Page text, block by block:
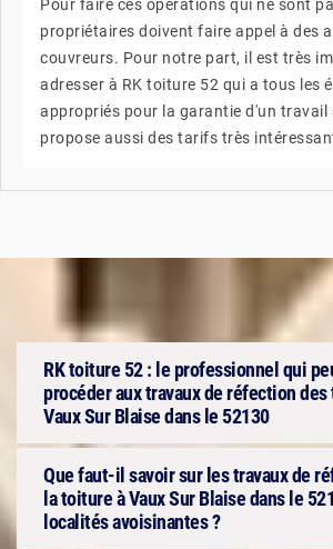
Pour faire ces opérations qui ne sont
propriétaires doivent faire appel à des
couvreurs. Pour notre part, il est très
adresser à RK toiture 52 qui a tous les
appropriés pour la garantie d'un travail
propose aussi des tarifs très
RK toiture 52 : le professionnel qui
procéder aux travaux de réfection des
Vaux Sur Blaise dans le 52130
Que faut-il savoir sur les travaux de
la toiture à Vaux Sur Blaise dans le
localités avoisinantes ?